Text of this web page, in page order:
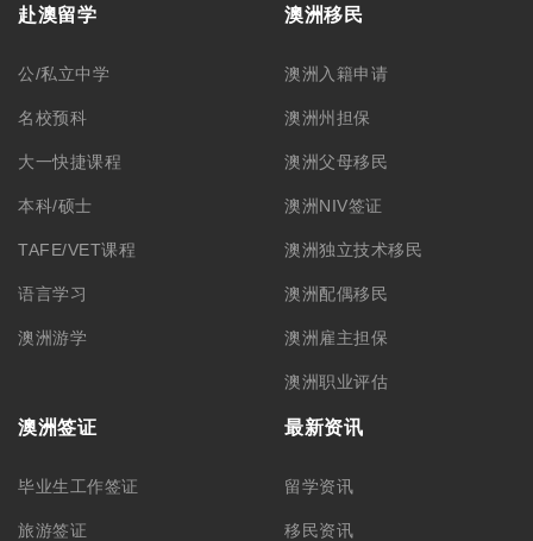
赴澳留学
公/私立中学
名校预科
大一快捷课程
本科/硕士
TAFE/VET课程
语言学习
澳洲游学
澳洲移民
澳洲入籍申请
澳洲州担保
澳洲父母移民
澳洲NIV签证
澳洲独立技术移民
澳洲配偶移民
澳洲雇主担保
澳洲职业评估
澳洲签证
毕业生工作签证
旅游签证
最新资讯
留学资讯
移民资讯